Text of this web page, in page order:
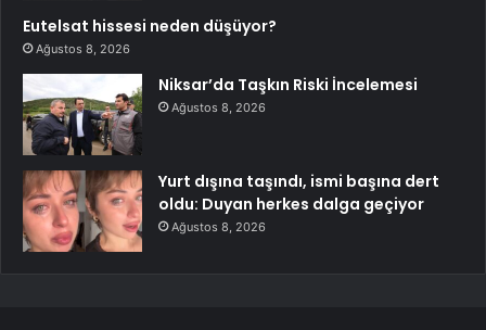
Eutelsat hissesi neden düşüyor?
Ağustos 8, 2026
Niksar’da Taşkın Riski İncelemesi
Ağustos 8, 2026
Yurt dışına taşındı, ismi başına dert
oldu: Duyan herkes dalga geçiyor
Ağustos 8, 2026